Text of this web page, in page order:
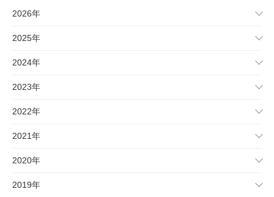
2026年
2025年
2024年
2023年
2022年
2021年
2020年
2019年